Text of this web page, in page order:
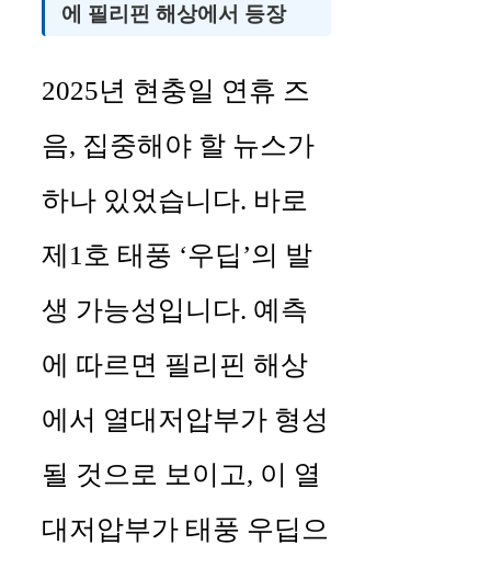
에 필리핀 해상에서 등장
2025년 현충일 연휴 즈
음, 집중해야 할 뉴스가
하나 있었습니다. 바로
제1호 태풍 ‘우딥’의 발
생 가능성입니다. 예측
에 따르면 필리핀 해상
에서 열대저압부가 형성
될 것으로 보이고, 이 열
대저압부가 태풍 우딥으